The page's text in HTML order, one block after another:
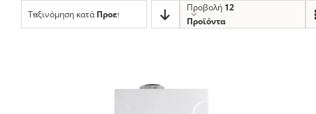
Ταξινόμηση κατάΠροεπιλεγμένη Ταξινόμηση
Προβολή 12
Προϊόντα